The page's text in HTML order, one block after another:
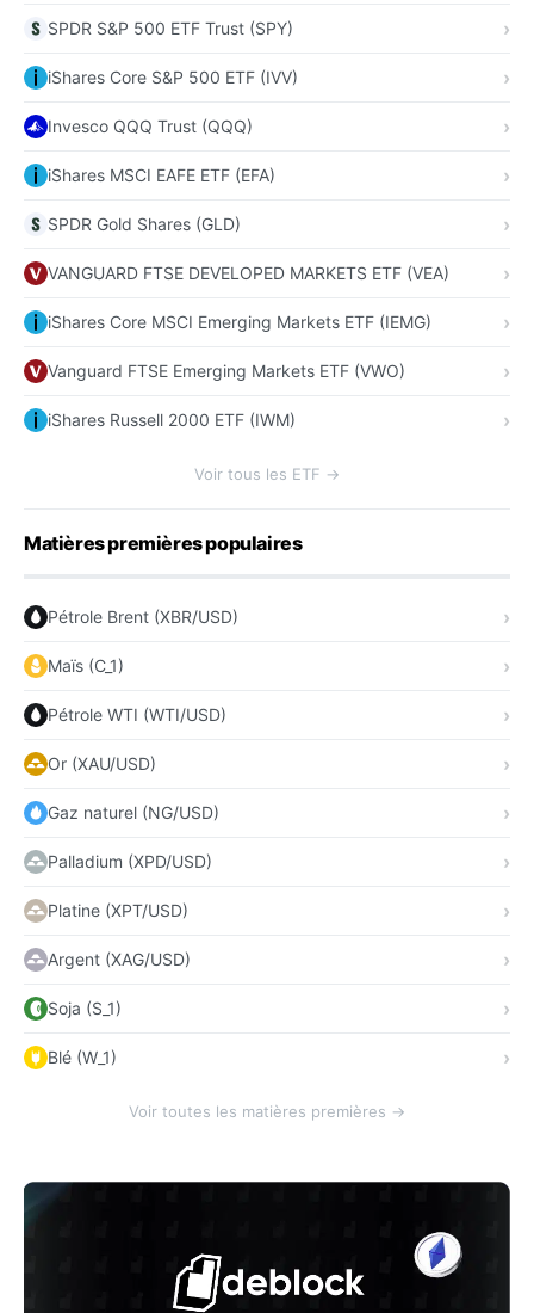
SPDR S&P 500 ETF Trust (SPY)
iShares Core S&P 500 ETF (IVV)
Invesco QQQ Trust (QQQ)
iShares MSCI EAFE ETF (EFA)
SPDR Gold Shares (GLD)
VANGUARD FTSE DEVELOPED MARKETS ETF (VEA)
iShares Core MSCI Emerging Markets ETF (IEMG)
Vanguard FTSE Emerging Markets ETF (VWO)
iShares Russell 2000 ETF (IWM)
Voir tous les ETF →
Matières premières populaires
Pétrole Brent (XBR/USD)
Maïs (C_1)
Pétrole WTI (WTI/USD)
Or (XAU/USD)
Gaz naturel (NG/USD)
Palladium (XPD/USD)
Platine (XPT/USD)
Argent (XAG/USD)
Soja (S_1)
Blé (W_1)
Voir toutes les matières premières →